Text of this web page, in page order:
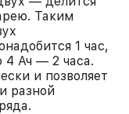
Таким
1 час,
4 Ач — 2 часа.
и позволяет
разной